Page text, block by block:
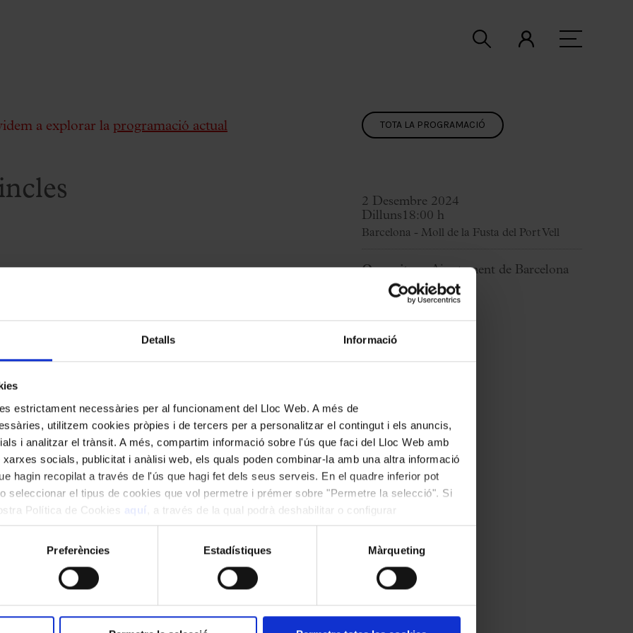
Detalls Informació
estrictament necessàries per al funcionament del Lloc Web. A més de
utilitzem cookies pròpies i de tercers per a personalitzar el contingut i els anuncis,
i analitzar el trànsit. A més, compartim informació sobre l'ús que faci del Lloc Web amb
socials, publicitat i anàlisi web, els quals poden combinar-la amb una altra informació
hagin recopilat a través de l'ús que hagi fet dels seus serveis. En el quadre inferior pot
seleccionar el tipus de cookies que vol permetre i prémer sobre "Permetre la selecció". Si
Política de Cookies
aquí
, a través de la qual podrà deshabilitar o configurar
Preferències Estadístiques Màrqueting
a explorar la programació actual
de la Fusta de Barcelona. Accés
TOTA LA PROGRAMACIÓ
2 Desembre 2024
Dilluns 18:00 h
Barcelona - Moll de la Fusta del Port Vell
Organitza: Ajuntament de Barcelona